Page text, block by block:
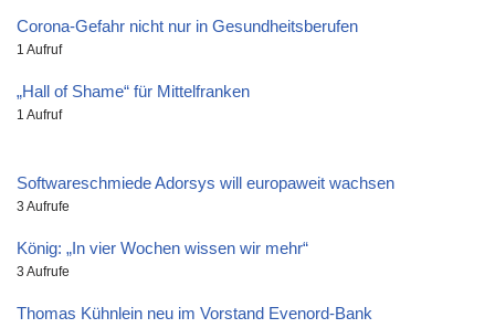
Corona-Gefahr nicht nur in Gesundheitsberufen
1 Aufruf
„Hall of Shame“ für Mittelfranken
1 Aufruf
Softwareschmiede Adorsys will europaweit wachsen
3 Aufrufe
König: „In vier Wochen wissen wir mehr“
3 Aufrufe
Thomas Kühnlein neu im Vorstand Evenord-Bank